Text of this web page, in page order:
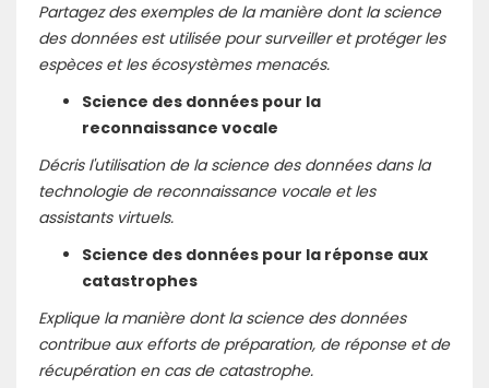
Partagez des exemples de la manière dont la science
des données est utilisée pour surveiller et protéger les
espèces et les écosystèmes menacés.
Science des données pour la
reconnaissance vocale
Décris l'utilisation de la science des données dans la
technologie de reconnaissance vocale et les
assistants virtuels.
Science des données pour la réponse aux
catastrophes
Explique la manière dont la science des données
contribue aux efforts de préparation, de réponse et de
récupération en cas de catastrophe.